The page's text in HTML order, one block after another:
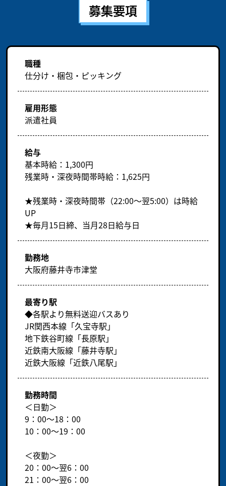
募集要項
職種
仕分け・梱包・ピッキング
雇用形態
派遣社員
給与
基本時給：1,300円
残業時・深夜時間帯時給：1,625円
★残業時・深夜時間帯（22:00～翌5:00）は時給
UP
★毎月15日締、当月28日給与日
勤務地
大阪府藤井寺市津堂
最寄り駅
◆各駅より無料送迎バスあり
JR関西本線「久宝寺駅」
地下鉄谷町線「長原駅」
近鉄南大阪線「藤井寺駅」
近鉄大阪線「近鉄八尾駅」
勤務時間
＜日勤＞
9：00～18：00
10：00～19：00
＜夜勤＞
20：00～翌6：00
21：00～翌6：00